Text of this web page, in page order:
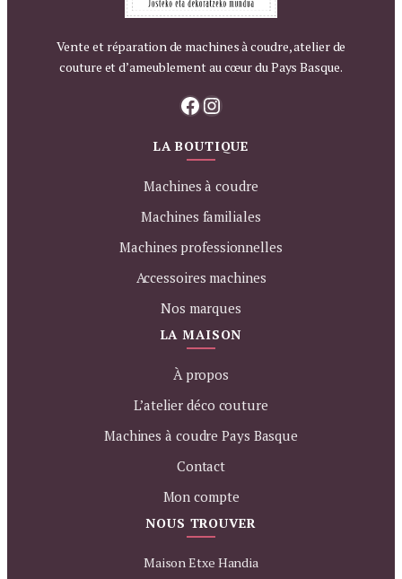
Vente et réparation de machines à coudre, atelier de
couture et d’ameublement au cœur du Pays Basque.
Facebook Instagram
LA BOUTIQUE
Machines à coudre
Machines familiales
Machines professionnelles
Accessoires machines
Nos marques
LA MAISON
À propos
L’atelier déco couture
Machines à coudre Pays Basque
Contact
Mon compte
NOUS TROUVER
Maison Etxe Handia